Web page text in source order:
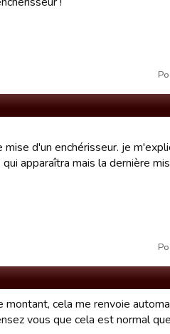
d'un enchérisseur. je
apparaîtra mais la dernière
montant, cela me renvoie
vous que cela est normal